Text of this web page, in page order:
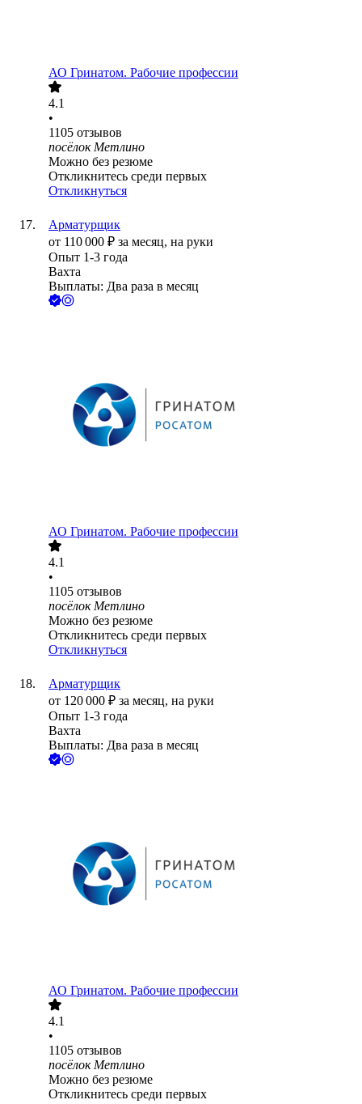
АО Гринатом. Рабочие профессии
4.1
•
1105 отзывов
посёлок Метлино
Можно без резюме
Откликнитесь среди первых
Откликнуться
Арматурщик
от 110 000 ₽ за месяц, на руки
Опыт 1-3 года
Вахта
Выплаты: Два раза в месяц
АО Гринатом. Рабочие профессии
4.1
•
1105 отзывов
посёлок Метлино
Можно без резюме
Откликнитесь среди первых
Откликнуться
Арматурщик
от 120 000 ₽ за месяц, на руки
Опыт 1-3 года
Вахта
Выплаты: Два раза в месяц
АО Гринатом. Рабочие профессии
4.1
•
1105 отзывов
посёлок Метлино
Можно без резюме
Откликнитесь среди первых